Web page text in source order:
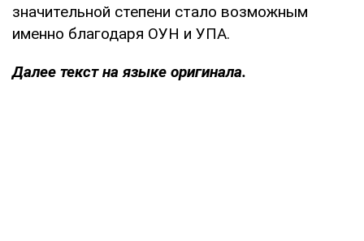
значительной степени стало возможным
именно благодаря ОУН и УПА.
Далее текст на языке оригинала.